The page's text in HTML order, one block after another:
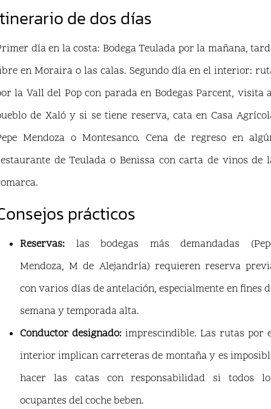
de dos días
día en la costa: Bodega Teulada por la mañana,
en Moraira o las calas. Segundo día en el interior:
la Vall del Pop con parada en Bodegas Parcent, visita
de Xaló y si se tiene reserva, cata en Casa
Mendoza o Montesanco. Cena de regreso en
de Teulada o Benissa con carta de vinos de
prácticos
Reservas: las bodegas más demandadas
Mendoza, M de Alejandría) requieren reserva
con varios días de antelación, especialmente en fines
semana y temporada alta.
Conductor designado: imprescindible. Las rutas por
interior implican carreteras de montaña y es
hacer las catas con responsabilidad si todos
ocupantes del coche beben.